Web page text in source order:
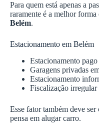
Para quem está apenas a
raramente é a melhor forma
Belém.
Estacionamento em Belém
Estacionamento
Garagens privadas
Estacionamento
Fiscalização irregular
Esse fator também deve
pensa em alugar carro.